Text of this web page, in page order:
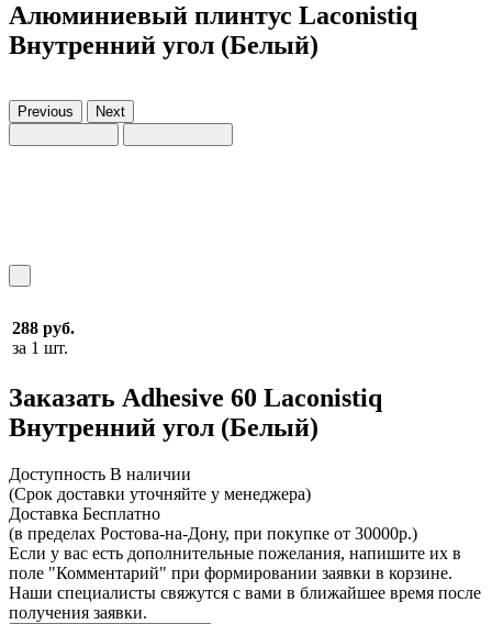
Алюминиевый плинтус Laconistiq
Внутренний угол (Белый)
Previous Next
288 руб.
за 1 шт.
Заказать Adhesive 60 Laconistiq
Внутренний угол (Белый)
Доcтупность В наличии
(Срок доставки уточняйте у менеджера)
Доставка Бесплатно
(в пределах Ростова-на-Дону, при покупке от 30000р.)
Если у вас есть дополнительные пожелания, напишите их в
поле "Комментарий" при формировании заявки в корзине.
Наши специалисты свяжутся с вами в ближайшее время после
получения заявки.